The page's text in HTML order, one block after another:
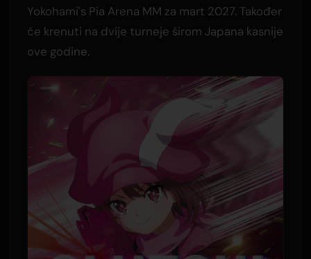
Yokohami's Pia Arena MM za mart 2027. Također
će krenuti na dvije turneje širom Japana kasnije
ove godine.